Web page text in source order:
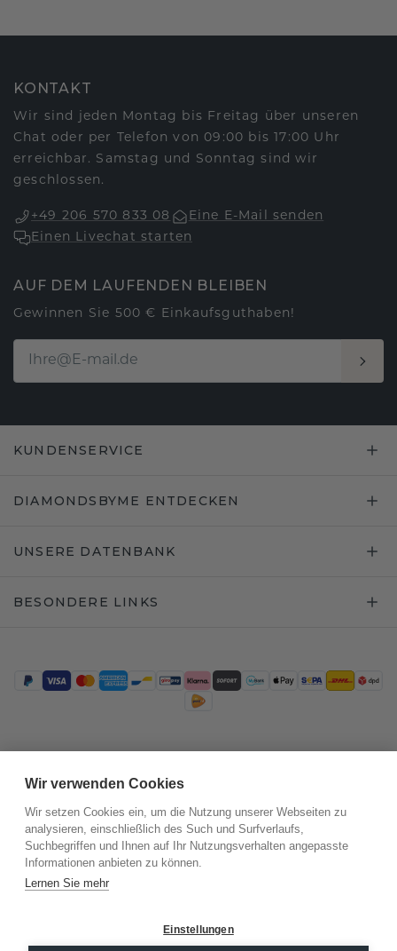
KONTAKT
Wir sind jeden Montag bis Freitag über unseren
Chat oder per Telefon von 09:00 bis 17:00 Uhr
erreichbar. Samstag und Sonntag sind wir
geschlossen.
+49 206 570 833 08
Eine E-Mail senden
Einen Livechat starten
AUF DEM LAUFENDEN BLEIBEN
Gewinnen Sie 500 € Einkaufsguthaben!
KUNDENSERVICE
DIAMONDSBYME ENTDECKEN
UNSERE DATENBANK
BESONDERE LINKS
©2026.DiamondsByMe
Wir verwenden Cookies
Wir setzen Cookies ein, um die Nutzung unserer Webseiten zu
analysieren, einschließlich des Such und Surfverlaufs,
Suchbegriffen und Ihnen auf Ihr Nutzungsverhalten angepasste
Informationen anbieten zu können.
Lernen Sie mehr
Einstellungen